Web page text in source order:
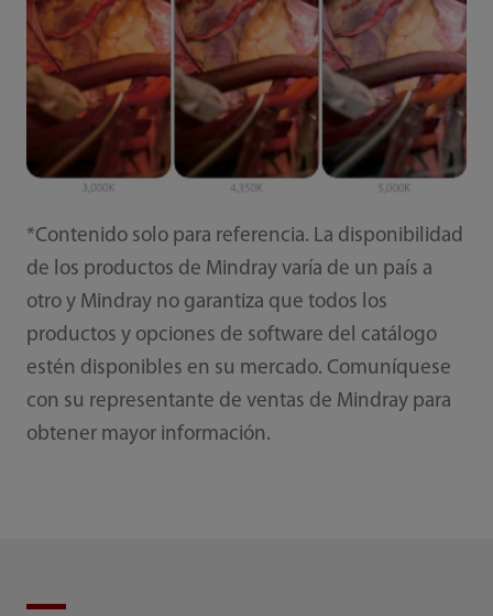
*Contenido solo para referencia. La disponibilidad
de los productos de Mindray varía de un país a
otro y Mindray no garantiza que todos los
productos y opciones de software del catálogo
estén disponibles en su mercado. Comuníquese
con su representante de ventas de Mindray para
obtener mayor información.